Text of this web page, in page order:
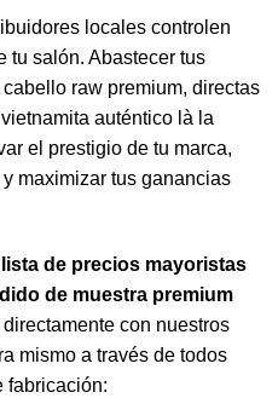
locales controlen
tu salón. Abastecer tus
raw premium, directas
auténtico là la
el prestigio de tu marca,
maximizar tus ganancias
de precios mayoristas
de muestra premium
con nuestros
mismo a través de todos
fabricación: